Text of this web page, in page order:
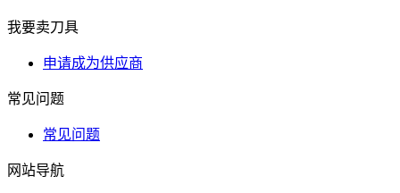
我要卖刀具
申请成为供应商
常见问题
常见问题
网站导航